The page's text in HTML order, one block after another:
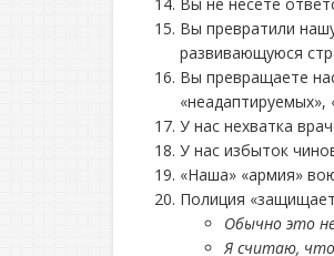
Вы превратили
развивающуюся
Вы превращаете
У нас нехватка
У нас избыток
«Наша» «армия»
Полиция
Обычно это
Я считаю,